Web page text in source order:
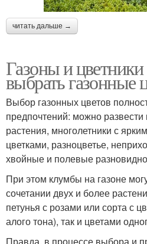
читать дальше →
Газоны и
выбрать газонные
Выбор газонных цветов
предпочтений: можно
растения, многолетники с
цветками, разноцветье,
хвойные и полевые
При этом клумбы на газоне
сочетании двух и более
петунья с розами или сорта с
алого тона), так и цветами
Правда, в процессе выбора и